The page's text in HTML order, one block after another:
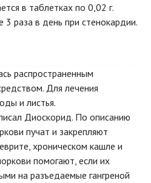
в таблетках по 0,02 г.
3 раза в день при стенокардии.
распространенным
Для лечения
и листья.
Диоскорид. По описанию
пучат и закрепляют
хроническом кашле и
помогают, если их
на разъедаемые гангреной